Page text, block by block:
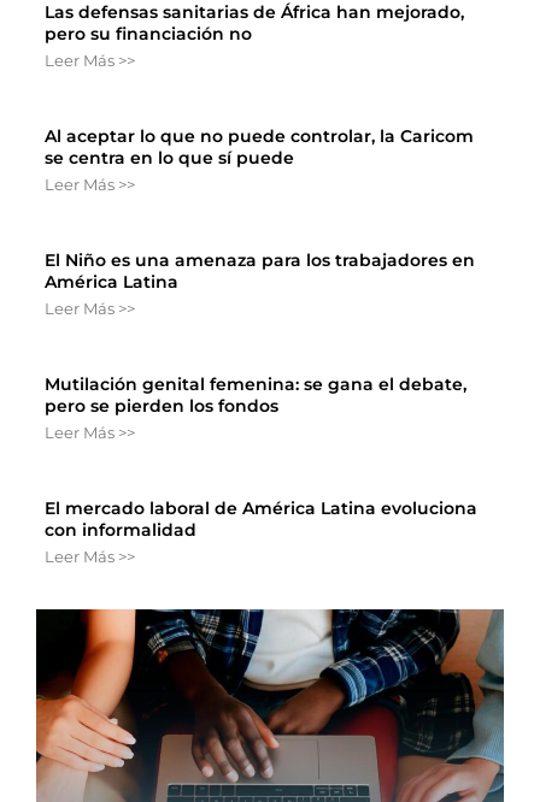
Las defensas sanitarias de África han mejorado,
pero su financiación no
Leer Más >>
Al aceptar lo que no puede controlar, la Caricom
se centra en lo que sí puede
Leer Más >>
El Niño es una amenaza para los trabajadores en
América Latina
Leer Más >>
Mutilación genital femenina: se gana el debate,
pero se pierden los fondos
Leer Más >>
El mercado laboral de América Latina evoluciona
con informalidad
Leer Más >>